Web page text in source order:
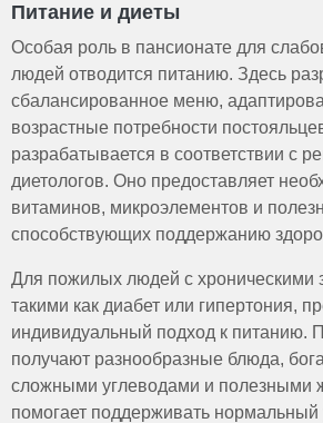
Питание и диеты
Особая роль в пансионате для
людей отводится питанию. Здесь
сбалансированное меню,
возрастные потребности
разрабатывается в соответствии с
диетологов. Оно предоставляет
витаминов, микроэлементов и
способствующих поддержанию
Для пожилых людей с хроническими
такими как диабет или гипертония,
индивидуальный подход к питанию.
получают разнообразные блюда,
сложными углеводами и полезными
помогает поддерживать нормальный